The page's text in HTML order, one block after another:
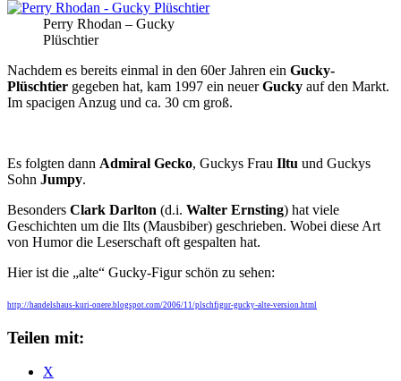
Perry Rhodan – Gucky
Plüschtier
Nachdem es bereits einmal in den 60er Jahren ein Gucky-
Plüschtier gegeben hat, kam 1997 ein neuerGucky auf den Markt.
Im spacigen Anzug und ca. 30 cm groß.
Es folgten dann Admiral Gecko, Guckys Frau Iltu und Guckys
Sohn Jumpy.
Besonders Clark Darlton (d.i. Walter Ernsting) hat viele
Geschichten um die Ilts (Mausbiber) geschrieben. Wobei diese Art
von Humor die Leserschaft oft gespalten hat.
Hier ist die „alte“ Gucky-Figur schön zu sehen:
http://handelshaus-kuri-onere.blogspot.com/2006/11/plschfigur-gucky-alte-version.html
Teilen mit:
X